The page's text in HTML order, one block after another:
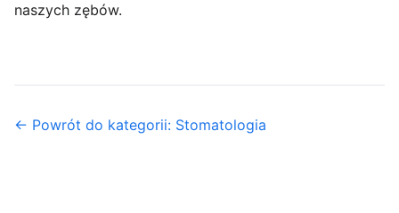
naszych zębów.
← Powrót do kategorii: Stomatologia